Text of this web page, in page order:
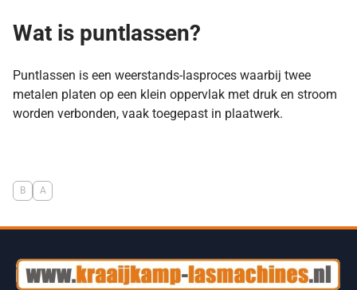
Wat is puntlassen?
Puntlassen is een weerstands-lasproces waarbij twee
metalen platen op een klein oppervlak met druk en stroom
worden verbonden, vaak toegepast in plaatwerk.
B A